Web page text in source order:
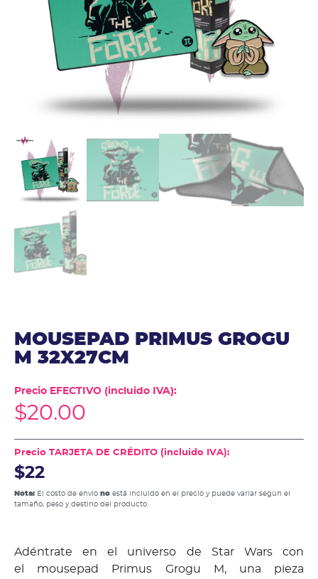
MOUSEPAD PRIMUS GROGU
M 32X27CM
Precio EFECTIVO (incluido IVA):
$20.00
Precio TARJETA DE CRÉDITO (incluido IVA):
$22
Nota: El costo de envío no está incluido en el precio y puede variar según el
tamaño, peso y destino del producto.
Adéntrate en el universo de Star Wars con
el mousepad Primus Grogu M, una pieza